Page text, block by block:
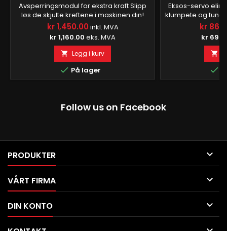
Avsperringsmodul for ekstra kraft Slipp
løs de skjulte kreftene i maskinen din!
Fjern fabrikkmonterte
lavgirbegrensninger og fjern
toppfartsbegrenseren med denne
superenkle og rimelige modifikasjonen.
La moroa begynne! Kraft- og
dreiemomentøkninger Forbedrer
gassresponsen og øker kraft og
kr 1,450.00 inkl. MVA
kr 1,160.00 eks. MVA
 Legg i kurv
 På lager
Eksos-servo
klumpete og
når du bytter ut
eksosanlegget.
lampen som
servomotoren.
hjelp av den
Fantastisk
mikroprosessor
kr
kr


Follow us on Facebook
PRODUKTER 
VÅRT FIRMA 
DIN KONTO 